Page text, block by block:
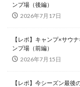
ンプ場（後編）
2026年7月17日
【レポ】キャンプ×サウ
ンプ場（前編）
2026年7月15日
【レポ】今シーズン最